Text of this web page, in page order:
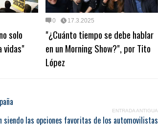
solo
vidas"
0 17.3.2025
"¿Cuánto tiempo se debe hablar
en un Morning Show?", por Tito
López
ENTRADA ANTIGUA
siendo las opciones favoritas de los automovilistas